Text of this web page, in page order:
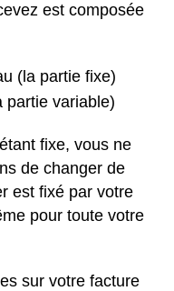
est composée
(la partie fixe)
partie variable)
fixe, vous ne
de changer de
est fixé par votre
pour toute votre
sur votre facture